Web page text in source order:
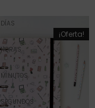
¡Oferta!
DÍAS
HORAS
MINUTOS
SEGUNDOS